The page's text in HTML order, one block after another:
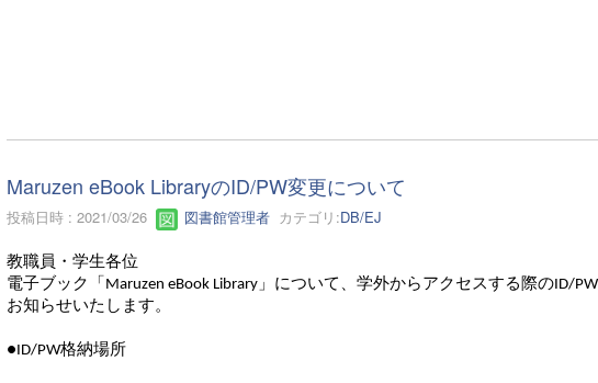
Maruzen eBook LibraryのID/PW変更について
投稿日時 : 2021/03/26 図書館管理者カテゴリ:DB/EJ
教職員・学生各位
電子ブック「Maruzen eBook Library」について、学外からアクセスする際のID/
お知らせいたします。
●ID/PW格納場所